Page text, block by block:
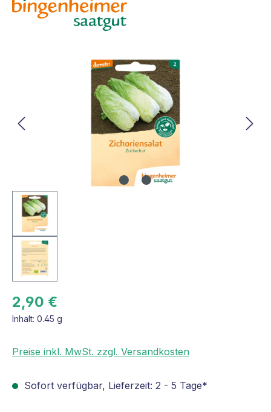
Bildergalerie überspringen
2,90 €
Inhalt: 0.45 g
Preise inkl. MwSt. zzgl. Versandkosten
Sofort verfügbar, Lieferzeit: 2 - 5 Tage*